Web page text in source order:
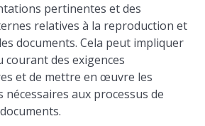
pertinentes et des
relatives à la reproduction et
documents. Cela peut impliquer
courant des exigences
et de mettre en œuvre les
nécessaires aux processus de